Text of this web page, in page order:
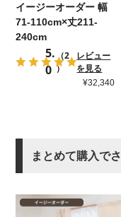
イージーオーダー 幅
71-110cm×丈211-
240cm
5.
0
（2
）
レビュー
を見る
¥32,340
まとめて購入で